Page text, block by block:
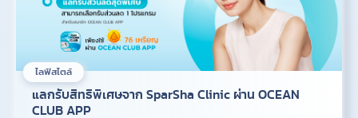
ไลฟ์สไตล์
แลกรับสิทธิพิเศษจาก SparSha Clinic ผ่าน OCEAN
CLUB APP